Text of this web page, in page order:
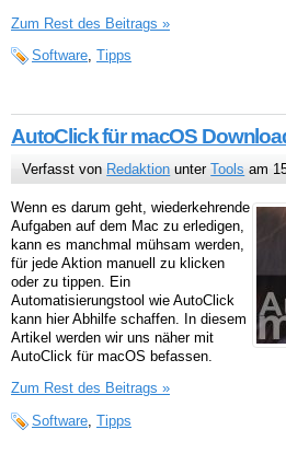
Zum Rest des Beitrags »
Software, Tipps
AutoClick für macOS
Verfasst von Redaktion unterTools am
Wenn es darum geht, wiederkehrende
Aufgaben auf dem Mac zu erledigen,
kann es manchmal mühsam werden,
für jede Aktion manuell zu klicken
oder zu tippen. Ein
Automatisierungstool wie AutoClick
kann hier Abhilfe schaffen. In diesem
Artikel werden wir uns näher mit
AutoClick für macOS befassen.
Zum Rest des Beitrags »
Software, Tipps